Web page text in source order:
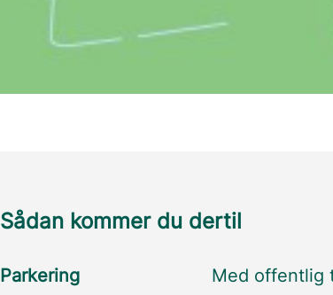
Sådan kommer du dertil
Parkering Med offentlig